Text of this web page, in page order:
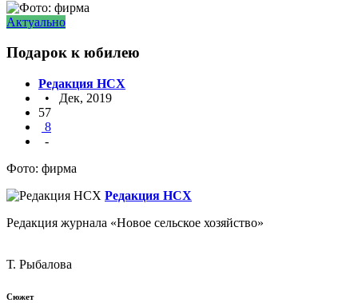
Актуально
Подарок к юбилею
Редакция НСХ
• Дек, 2019
57
8
-
Фото: фирма
Редакция НСХ
Редакция журнала «Новое сельское хозяйство»
Т. Рыбалова
Сюжет